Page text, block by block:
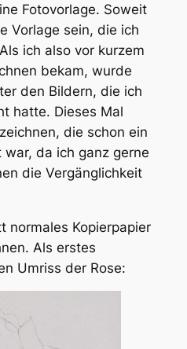
Fotovorlage. Soweit
Vorlage sein, die ich
ich also vor kurzem
bekam, wurde
den Bildern, die ich
hatte. Dieses Mal
die schon ein
da ich ganz gerne
die Vergänglichkeit
normales Kopierpapier
Als erstes
Umriss der Rose: